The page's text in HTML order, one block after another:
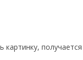
картинку,